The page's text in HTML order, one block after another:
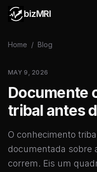
bizMRI
Home / Blog
MAY 9, 2026
Documente
tribal antes
O conhecimento
documentada sobre
correm. Eis um